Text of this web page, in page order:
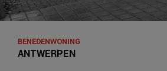
ANTWERPEN
BENEDENWONING